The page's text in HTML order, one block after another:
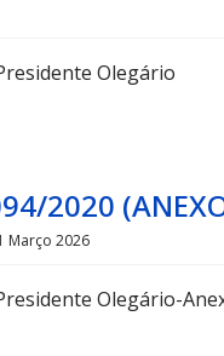
Olegário
2020
Março 2026
Olegário-